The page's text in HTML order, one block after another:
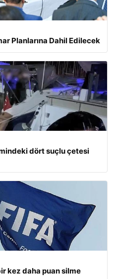
Planlarına Dahil Edilecek
dört suçlu çetesi
kez daha puan silme